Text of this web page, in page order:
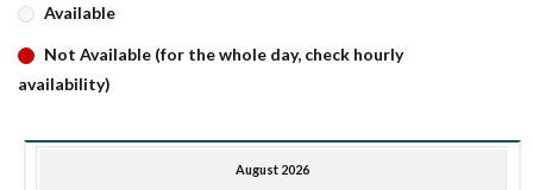
Available
Not Available (for the whole day, check hourly
availability)
August 2026